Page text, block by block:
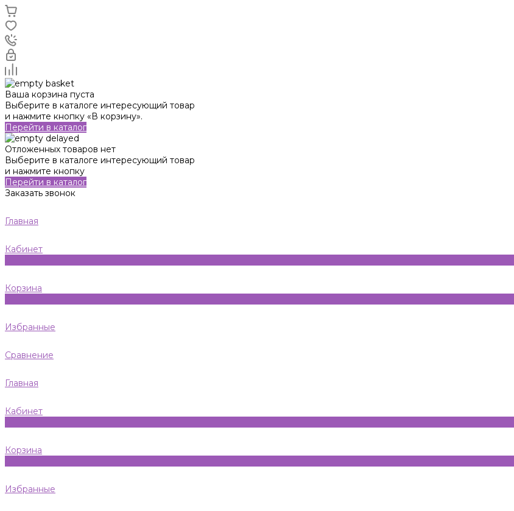
Ваша корзина пуста
Выберите в каталоге интересующий товар
и нажмите кнопку «В корзину».
Перейти в каталог
Отложенных товаров нет
Выберите в каталоге интересующий товар
и нажмите кнопку
Перейти в каталог
Заказать звонок
Главная
Кабинет
Корзина
Избранные
Сравнение
Главная
Кабинет
Корзина
Избранные